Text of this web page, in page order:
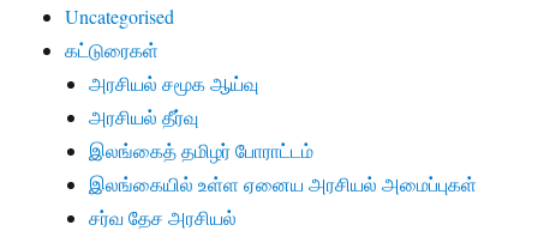
Uncategorised
கட்டுரைகள்
அரசியல் சமூக ஆய்வு
அரசியல் தீர்வு
இலங்கைத் தமிழர் போராட்டம்
இலங்கையில் உள்ள ஏனைய அரசியல் அமைப்புகள்
சர்வ தேச அரசியல்